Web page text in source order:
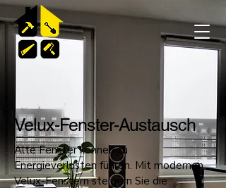
Velux-Fenster-Austausch
Alte Fenster können zu
Energieverlusten führen. Mit modernen
Velux-Fenstern steigern Sie die